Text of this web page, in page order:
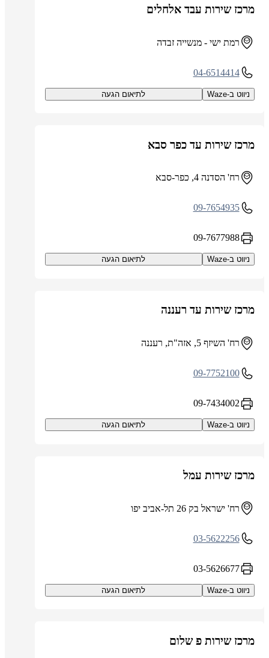
מרכז שירות עבד אלחלים
רמת ישי - מנשייה זבדה
04-6514414
ניווט ב-Waze לתיאום הגעה
מרכז שירות עד כפר סבא
רח' הסדנה 4, כפר-סבא
09-7654935
09-7677988
ניווט ב-Waze לתיאום הגעה
מרכז שירות עד רעננה
רח' השיזף 5, אזה"ת, רעננה
09-7752100
09-7434002
ניווט ב-Waze לתיאום הגעה
מרכז שירות עמל
רח' ישראל בק 26 תל-אביב יפו
03-5622256
03-5626677
ניווט ב-Waze לתיאום הגעה
מרכז שירות פ שלום